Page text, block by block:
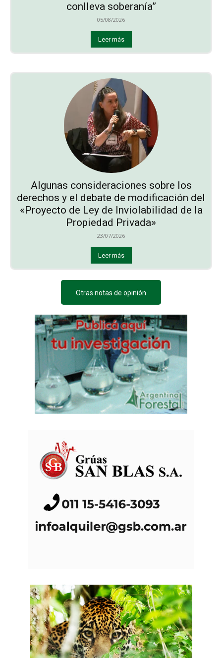
conlleva soberanía”
05/08/2026
Leer más
Algunas consideraciones sobre los
derechos y el debate de modificación del
«Proyecto de Ley de Inviolabilidad de la
Propiedad Privada»
23/07/2026
Leer más
Otras notas de opinión